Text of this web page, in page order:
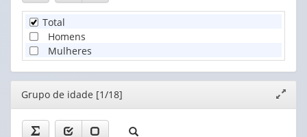
Total
Homens
Mulheres
Editor
janela
Grupo de idade [1/18]